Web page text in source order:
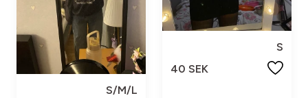
S/M/L
S
40 SEK